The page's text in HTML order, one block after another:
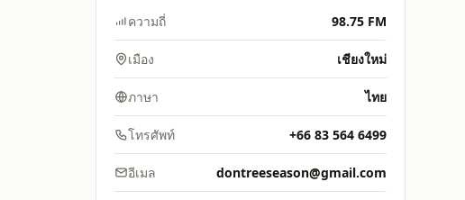
ความถี่ 98.75 FM
เมือง เชียงใหม่
ภาษา ไทย
โทรศัพท์ +66 83 564 6499
อีเมล dontreeseason@gmail.com